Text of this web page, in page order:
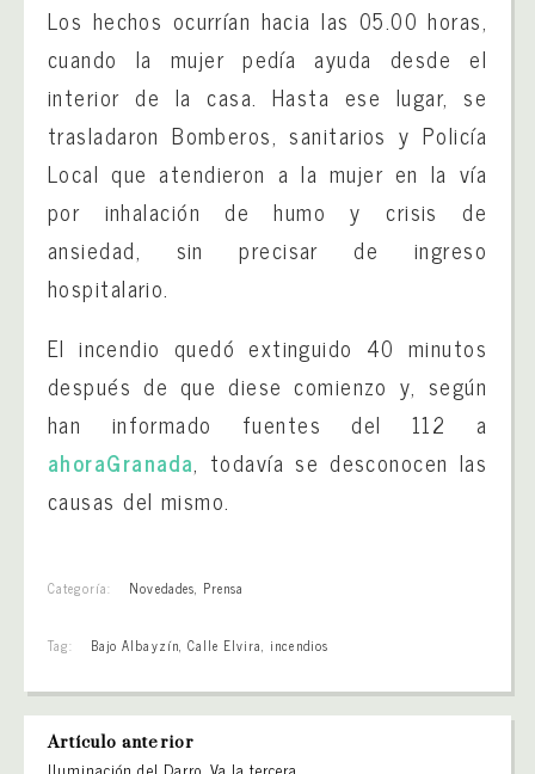
Los hechos ocurrían hacia las 05.00 horas,
cuando la mujer pedía ayuda desde el
interior de la casa. Hasta ese lugar, se
trasladaron Bomberos, sanitarios y Policía
Local que atendieron a la mujer en la vía
por inhalación de humo y crisis de
ansiedad, sin precisar de ingreso
hospitalario.
El incendio quedó extinguido 40 minutos
después de que diese comienzo y, según
han informado fuentes del 112 a
ahoraGranada, todavía se desconocen las
causas del mismo.
Categoría: Novedades Prensa
Tag: Bajo Albayzín Calle Elvira incendios
Artículo anterior